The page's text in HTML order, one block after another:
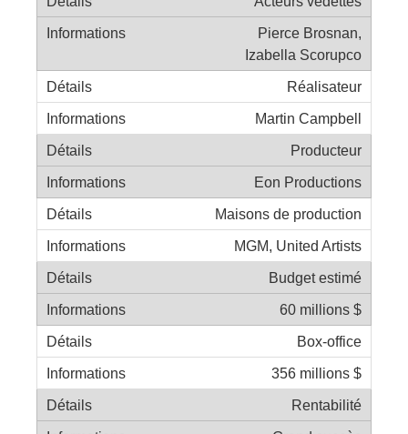
Pierce Brosnan,
Izabella Scorupco
Réalisateur
Martin Campbell
Producteur
Eon Productions
Maisons de production
MGM, United Artists
Budget estimé
60 millions $
Box-office
356 millions $
Rentabilité